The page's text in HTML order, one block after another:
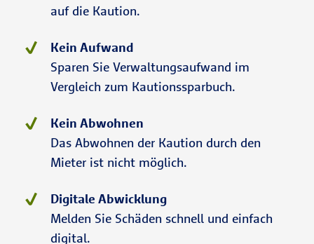
auf die Kaution.
Kein Aufwand
Sparen Sie Verwaltungsaufwand im
Vergleich zum Kautionssparbuch.
Kein Abwohnen
Das Abwohnen der Kaution durch den
Mieter ist nicht möglich.
Digitale Abwicklung
Melden Sie Schäden schnell und einfach
digital.